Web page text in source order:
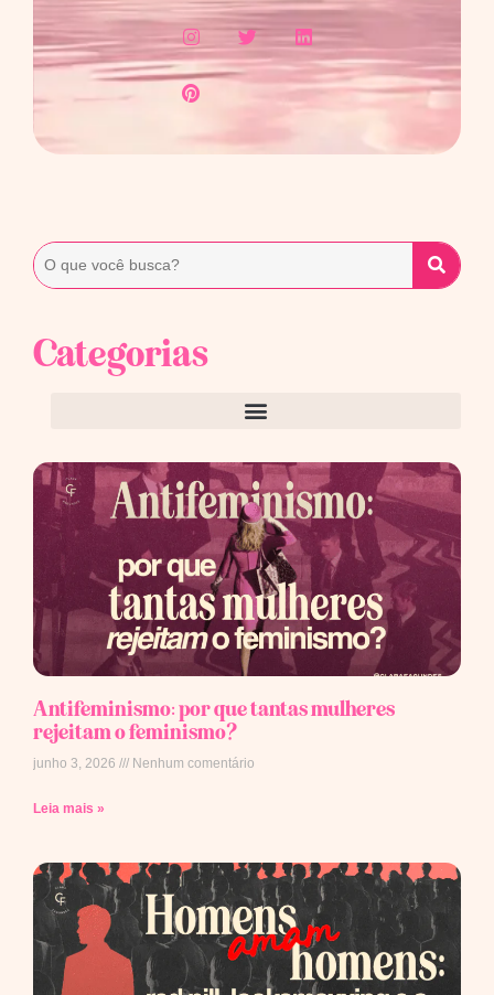
Categorias
Antifeminismo: por que tantas mulheres
rejeitam o feminismo?
junho 3, 2026 Nenhum comentário
Leia mais »